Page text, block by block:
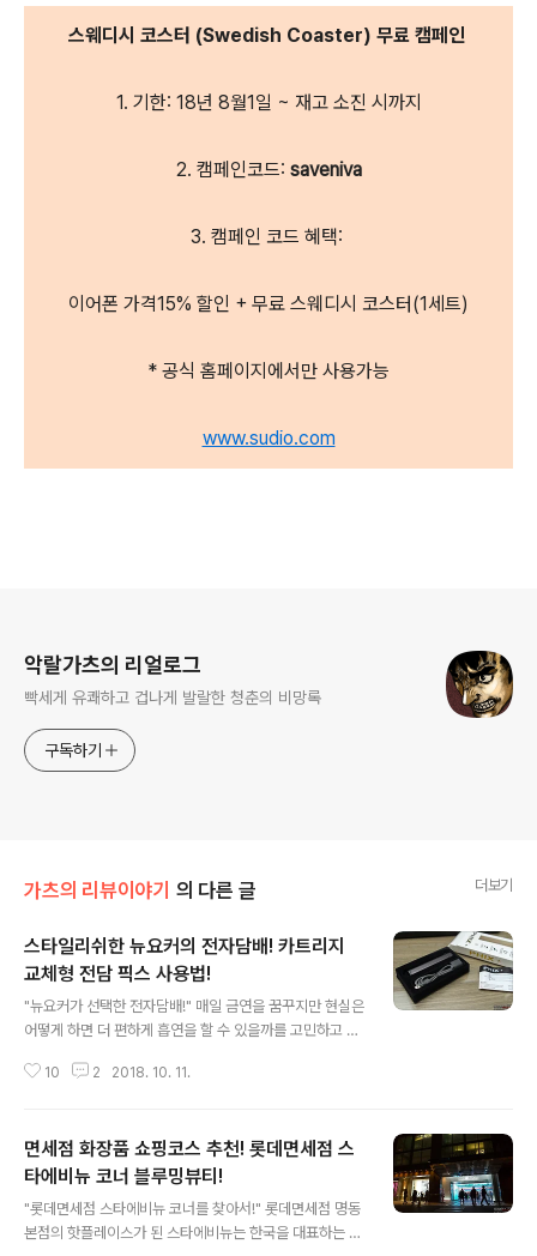
스웨디시 코스터 (Swedish Coaster) 무료 캠페인
1. 기한: 18년 8월1일 ~ 재고 소진 시까지
2. 캠페인코드: saveniva
3. 캠페인 코드 혜택:
이어폰 가격15% 할인 + 무료 스웨디시 코스터(1세트)
* 공식 홈페이지에서만 사용가능
www.sudio.com
악랄가츠의 리얼로그
빡세게 유쾌하고 겁나게 발랄한 청춘의 비망록
구독하기
가츠의 리뷰이야기 의 다른 글 더보기
스타일리쉬한 뉴요커의 전자담배! 카트리지
교체형 전담 픽스 사용법!
"뉴요커가 선택한 전자담배!" 매일 금연을 꿈꾸지만 현실은
어떻게 하면 더 편하게 흡연을 할 수 있을까를 고민하고 있
위해 찌는 형식의 권련형 히팅 전자담배인 아이코스를 애
기적인 청소와 1회 흡연 후 무조건 충전을 해야 한다는 점
이 대표적인 단점이다. 어쨌든 아이코스의 등장으로 국내
담배시장은 기존의 연초에서 전자담배로 빠르게 전환되고
있다. 지금 소개하는 전자담배는 아이코스의 단점까지도
커버하며 미국 시장에서 큰 인기를 구사하고 있는 카트리
10 2 2018. 10. 11.
면세점 화장품 쇼핑코스 추천! 롯데면세점 스
타에비뉴 코너 블루밍뷰티!
"롯데면세점 스타에비뉴 코너를 찾아서!" 롯데면세점 명동
본점의 핫플레이스가 된 스타에비뉴는 한국을 대표하는 스